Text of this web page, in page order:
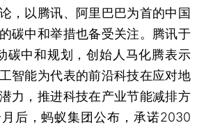
，以腾讯、阿里巴巴为首的中国
碳中和举措也备受关注。腾讯于
碳中和规划，创始人马化腾表示
智能为代表的前沿科技在应对地
力，推进科技在产业节能减排方
后，蚂蚁集团公布，承诺2030